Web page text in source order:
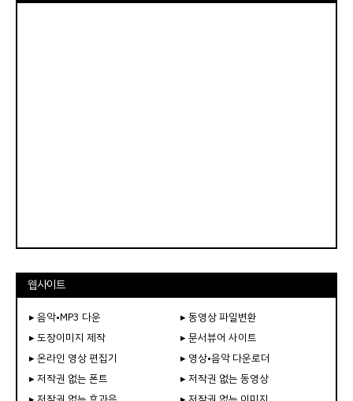
웹사이트
▸ 음악•MP3 다운
▸ 동영상 파일변환
▸ 도장이미지 제작
▸ 문서뷰어 사이트
▸ 온라인 영상 편집기
▸ 영상•음악 다운로더
▸ 저작권 없는 폰트
▸ 저작권 없는 동영상